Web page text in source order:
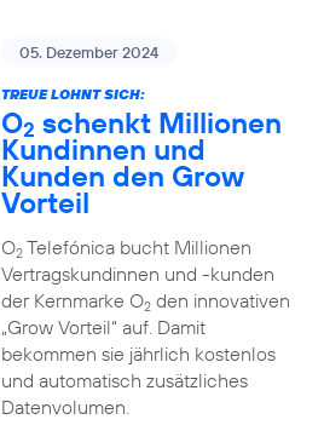
05. Dezember 2024
TREUE LOHNT SICH:
O2 schenkt Millionen
Kundinnen und
Kunden den Grow
Vorteil
O2Telefónica bucht Millionen
Vertragskundinnen und -kunden
der Kernmarke O2den innovativen
„Grow Vorteil“ auf. Damit
bekommen sie jährlich kostenlos
und automatisch zusätzliches
Datenvolumen.